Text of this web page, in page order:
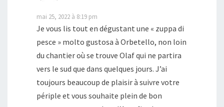
mai 25, 2022 à 8:19 pm
Je vous lis tout en dégustant une « zuppa di
pesce » molto gustosa à Orbetello, non loin
du chantier où se trouve Olaf qui ne partira
vers le sud que dans quelques jours. J’ai
toujours beaucoup de plaisir à suivre votre
périple et vous souhaite plein de bon